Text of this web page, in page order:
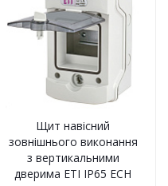
Щит навісний
зовнішнього виконання
з вертикальними
дверима ETI IP65 ECH